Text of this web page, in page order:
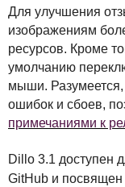
Для улучшения
изображениям
ресурсов. Кроме
умолчанию
мыши.
ошибок и сбоев,
примечаниями к
Dillo 3.1 доступен
GitHub и посвящен